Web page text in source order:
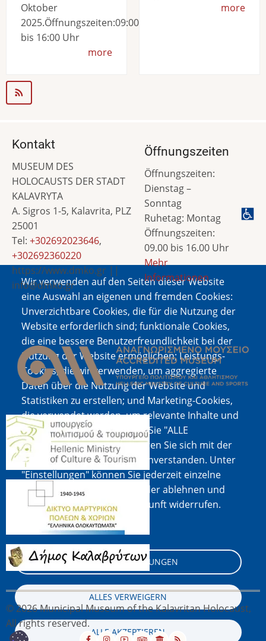
Oktober
2025.Öffnungszeiten:09:00
bis 16:00 Uhr
more
more
Wir verwenden auf den Seiten dieser Website
eine Auswahl an eigenen und fremden Cookies:
Unverzichtbare Cookies, die für die Nutzung der
Website erforderlich sind; funktionale Cookies,
die eine bessere Benutzerfreundlichkeit bei der
Nutzung der Website ermöglichen; Leistungs-
Cookies, die wir verwenden, um aggregierte
Daten über die Nutzung der Website und
Statistiken zu erstellen; und Marketing-Cookies,
die verwendet werden, um relevante Inhalte und
Werbung anzuzeigen. Wenn Sie "ALLE
AKZEPTIEREN" wählen, erklären Sie sich mit der
Verwendung aller Cookies einverstanden. Unter
"Einstellungen" können Sie jederzeit einzelne
Cookie-Typen akzeptieren oder ablehnen und
Ihre Zustimmung für die Zukunft widerrufen.
Cookie-Dokumentation
COOKIE-EINSTELLUNGEN
ALLES VERWEIGERN
ALLE AKZEPTIEREN
Kontakt
MUSEUM DES
HOLOCAUSTS DER STADT
KALAVRYTA
A. Sigros 1-5, Kalavrita, PLZ
25001
Tel: +302692023646,
+302692360220
https://www.dmko.gr ||
info@dmko.gr
Öffnungszeiten
Öffnungszeiten:
Dienstag –
Sonntag
Ruhetag: Montag
Öffnungszeiten:
09.00 bis 16.00 Uhr
Mehr
Informationen
Bild
Bild
Bild
© 2026 Municipal Museum of the Kalavritan Holocaust,
All rights reserved.